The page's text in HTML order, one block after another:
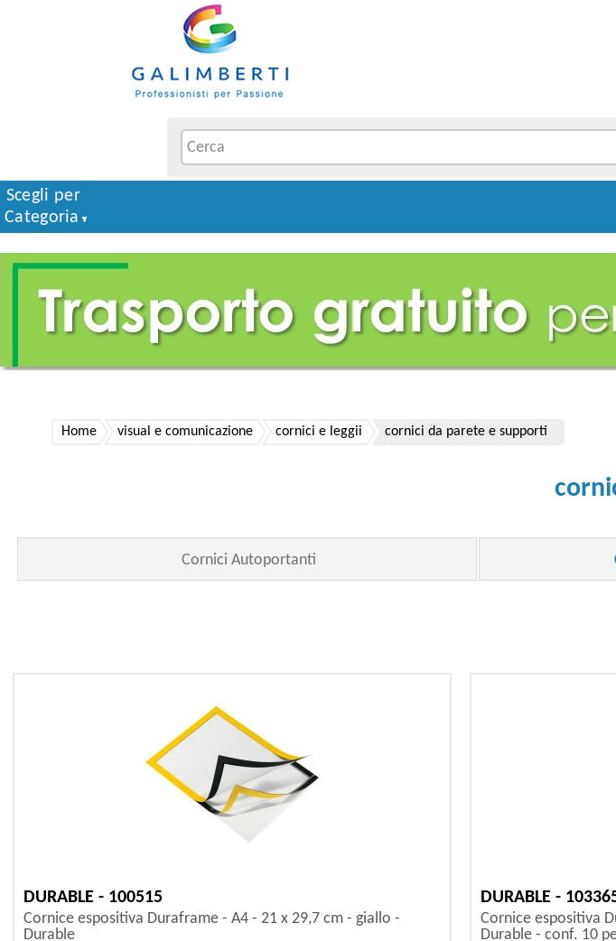
Scegli per
Categoria
Home visual e comunicazione cornici e leggii cornici da parete e supporti
Cornici Autoportanti
DURABLE - 100515
Cornice espositiva Duraframe - A4 - 21 x 29,7 cm - giallo -
Durable
DURABLE -
Cornice espositiva
Durable - conf. 10